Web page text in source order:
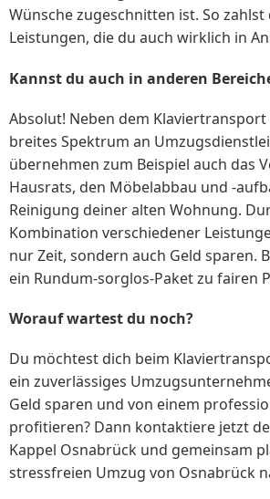
Wünsche zugeschnitten ist. So
Leistungen, die du auch wirklich in
Kannst du auch in anderen
Absolut! Neben dem
breites Spektrum an
übernehmen zum Beispiel auch das
Hausrats, den Möbelabbau und -
Reinigung deiner alten Wohnung.
Kombination verschiedener
nur Zeit, sondern auch Geld sparen.
ein Rundum-sorglos-Paket zu fairen
Worauf wartest du noch?
Du möchtest dich beim
ein zuverlässiges
Geld sparen und von einem
profitieren? Dann kontaktiere jetzt
Kappel Osnabrück und gemeinsam
stressfreien Umzug von Osnabrück